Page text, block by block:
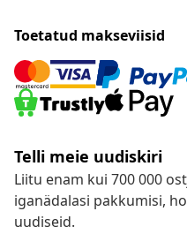
Toetatud makseviisid
Telli meie uudiskiri
Liitu enam kui 700 000
iganädalasi pakkumisi,
uudiseid.